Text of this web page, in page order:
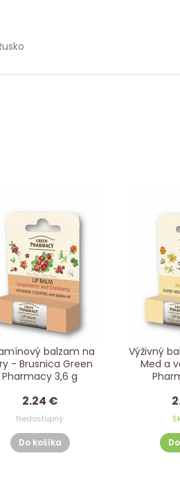
balzam na
- Brusnica Green
Pharmacy 3,6 g
2.24 €
Nedostupný
Do košíka
Výživný
Med a